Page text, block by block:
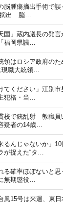
脳腫瘍摘出手術で誤
摘出 脳…
国」蔵内議長の発
福岡県議…
領はロシア政府の
現職大統領…
てください」江別
犯格・当…
校で銃乱射 教職員
疑者の14歳…
るんじゃないか」
が捉えた“タ…
る確率ほぼないと思
無期懲役…
風15号は来週、東